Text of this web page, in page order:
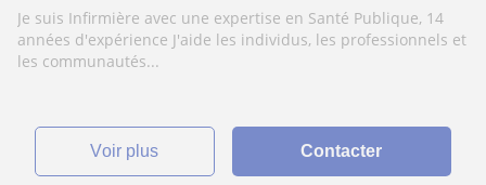
Je suis Infirmière avec une expertise en Santé Publique, 14
années d'expérience J'aide les individus, les professionnels et
les communautés...
voir plus Contacter